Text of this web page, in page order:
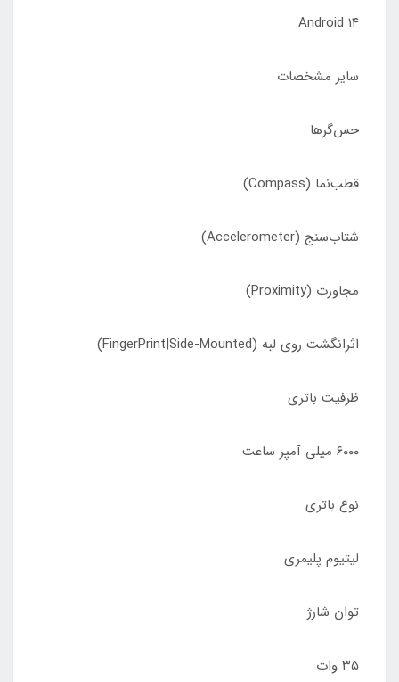
Android ۱۴
سایر مشخصات
حس‌گرها
قطب‌نما (Compass)
شتاب‌سنج (Accelerometer)
مجاورت (Proximity)
اثرانگشت روی لبه (FingerPrint|Side-Mounted)
ظرفیت باتری
۶۰۰۰ میلی آمپر ساعت
نوع باتری
لیتیوم پلیمری
توان شارژ
۳۵ وات